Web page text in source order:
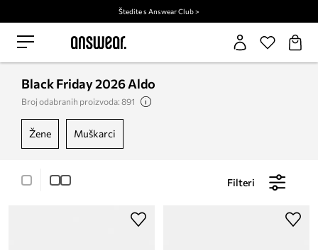
Štedite s Answear Club >
Black Friday 2026 Aldo
Broj odabranih proizvoda: 891
žene muškarci
Filteri